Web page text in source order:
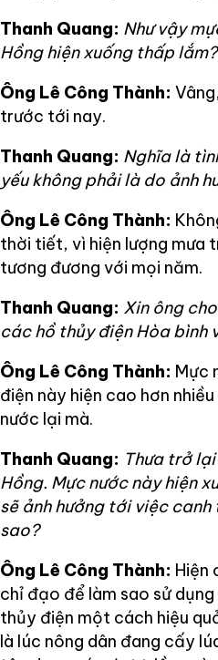
Thanh Quang: Như vậy
Hồng hiện xuống thấp lắm?
Ông Lê Công Thành:
trước tới nay.
Thanh Quang: Nghĩa là
yếu không phải là do ảnh
Ông Lê Công Thành:
thời tiết, vì hiện lượng mưa
tương đương với mọi năm.
Thanh Quang: Xin ông
các hồ thủy điện Hòa bình
Ông Lê Công Thành: Mực
điện này hiện cao hơn
nước lại mà.
Thanh Quang: Thưa trở
Hồng. Mực nước này hiện
sẽ ảnh hưởng tới việc
sao?
Ông Lê Công Thành: Hiện
chỉ đạo để làm sao sử
thủy điện một cách hiệu
là lúc nông dân đang cấy